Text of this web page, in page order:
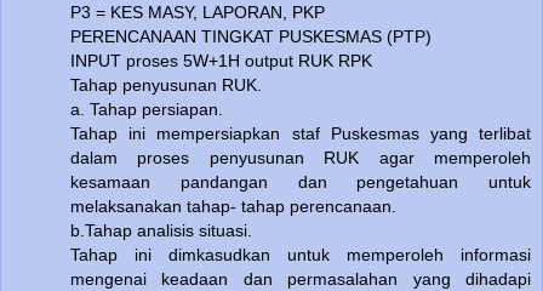
P3 = KES MASY, LAPORAN, PKP
PERENCANAAN TINGKAT PUSKESMAS (PTP)
INPUT proses 5W+1H output RUK RPK
Tahap penyusunan RUK.
a. Tahap persiapan.
Tahap ini mempersiapkan staf Puskesmas yang terlibat
dalam proses penyusunan RUK agar memperoleh
kesamaan pandangan dan pengetahuan untuk
melaksanakan tahap- tahap perencanaan.
b.Tahap analisis situasi.
Tahap ini dimkasudkan untuk memperoleh informasi
mengenai keadaan dan permasalahan yang dihadapi